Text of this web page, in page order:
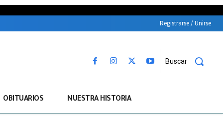
Registrarse / Unirse
Buscar
OBITUARIOS NUESTRA HISTORIA